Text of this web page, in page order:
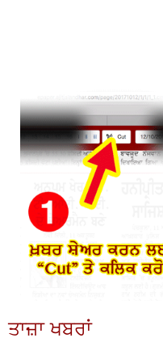
ਤਾਜ਼ਾ ਖਬਰਾਂ